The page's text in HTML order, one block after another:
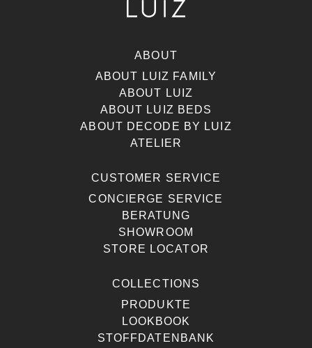
ABOUT
ABOUT LUIZ FAMILY
ABOUT LUIZ
ABOUT LUIZ BEDS
ABOUT DECODE BY LUIZ
ATELIER
CUSTOMER SERVICE
CONCIERGE SERVICE
BERATUNG
SHOWROOM
STORE LOCATOR
COLLECTIONS
PRODUKTE
LOOKBOOK
STOFFDATENBANK